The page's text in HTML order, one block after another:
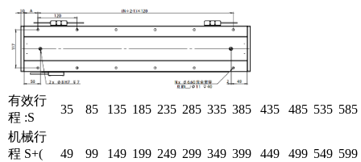
有效行
程 :S
35 85 135 185 235 285 335 385 435 485 535 585
机械行
程 S+(
49 99 149 199 249 299 349 399 449 499 549 599